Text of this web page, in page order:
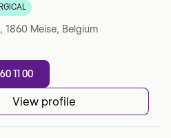
5 sur Google
1860 Meise, Belgium
11 00
View profile